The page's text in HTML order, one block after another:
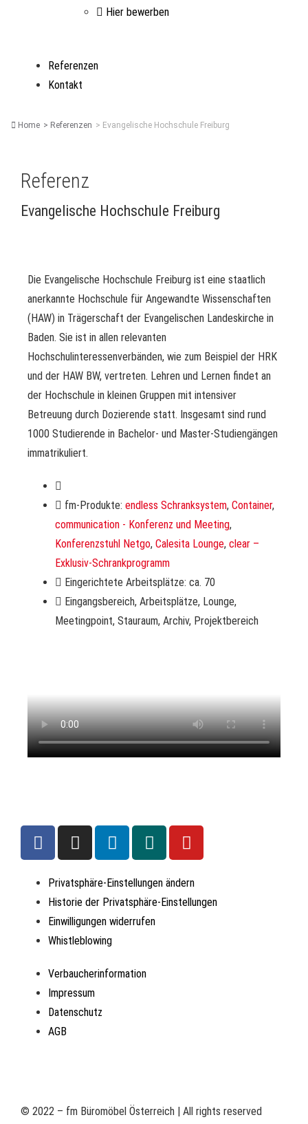
Hier bewerben
Referenzen
Kontakt
Home Referenzen Evangelische Hochschule Freiburg
Referenz
Evangelische Hochschule Freiburg
Die Evangelische Hochschule Freiburg ist eine staatlich
anerkannte Hochschule für Angewandte Wissenschaften
(HAW) in Trägerschaft der Evangelischen Landeskirche in
Baden. Sie ist in allen relevanten
Hochschulinteressenverbänden, wie zum Beispiel der HRK
und der HAW BW, vertreten. Lehren und Lernen findet an
der Hochschule in kleinen Gruppen mit intensiver
Betreuung durch Dozierende statt. Insgesamt sind rund
1000 Studierende in Bachelor- und Master-Studiengängen
immatrikuliert.
fm-Produkte: endless Schranksystem, Container,
communication - Konferenz und Meeting,
Konferenzstuhl Netgo, Calesita Lounge, clear –
Exklusiv-Schrankprogramm
Eingerichtete Arbeitsplätze: ca. 70
Eingangsbereich, Arbeitsplätze, Lounge,
Meetingpoint, Stauraum, Archiv, Projektbereich
Privatsphäre-Einstellungen ändern
Historie der Privatsphäre-Einstellungen
Einwilligungen widerrufen
Whistleblowing
Verbaucherinformation
Impressum
Datenschutz
AGB
© 2022 – fm Büromöbel Österreich | All rights reserved